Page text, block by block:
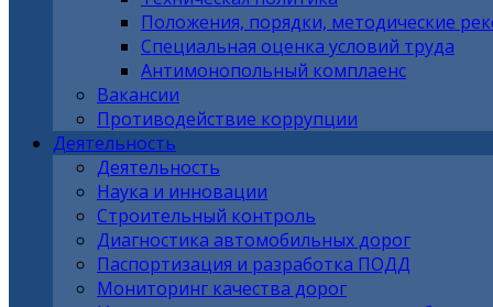
Положения, порядки, методические
Специальная оценка условий труда
Антимонопольный комплаенс
Вакансии
Противодействие коррупции
Деятельность
Деятельность
Наука и инновации
Строительный контроль
Диагностика автомобильных дорог
Паспортизация и разработка ПОДД
Мониторинг качества дорог